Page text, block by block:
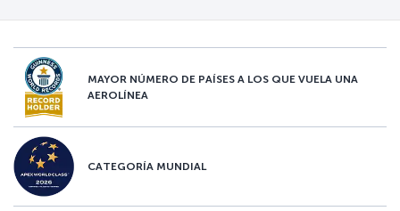
MAYOR NÚMERO DE PAÍSES A LOS QUE VUELA UNA
AEROLÍNEA
CATEGORÍA MUNDIAL